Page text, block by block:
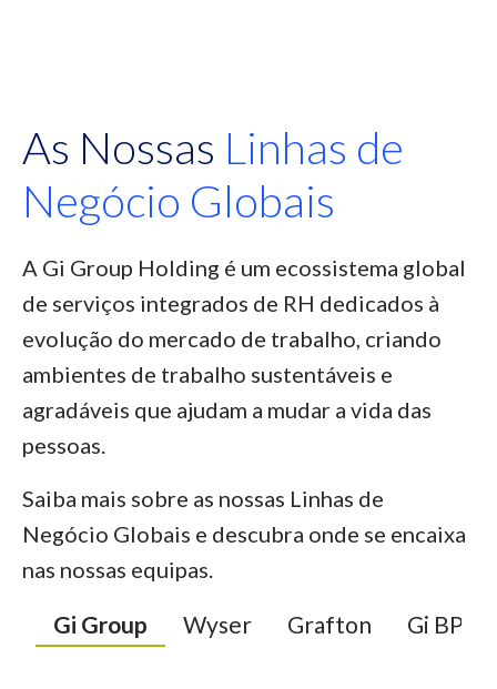
As Nossas Linhas de
Negócio Globais
A Gi Group Holding é um ecossistema global
de serviços integrados de RH dedicados à
evolução do mercado de trabalho, criando
ambientes de trabalho sustentáveis e
agradáveis que ajudam a mudar a vida das
pessoas.
Saiba mais sobre as nossas Linhas de
Negócio Globais e descubra onde se encaixa
nas nossas equipas.
Gi Group Wyser Grafton Gi BPO